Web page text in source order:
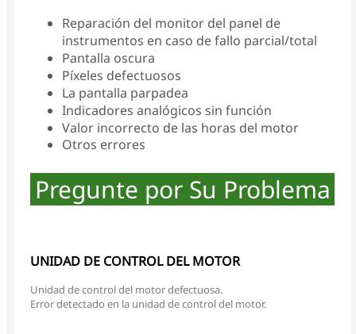
Reparación del monitor del panel de
instrumentos en caso de fallo parcial/total
Pantalla oscura
Píxeles defectuosos
La pantalla parpadea
Indicadores analógicos sin función
Valor incorrecto de las horas del motor
Otros errores
Pregunte por Su Problema
UNIDAD DE CONTROL DEL MOTOR
Unidad de control del motor defectuosa.
Error detectado en la unidad de control del motor.